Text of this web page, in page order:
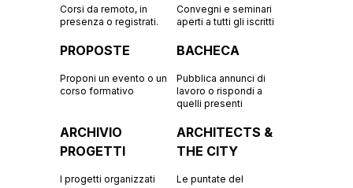
Corsi da remoto, in
presenza o registrati.
Convegni e seminari
aperti a tutti gli iscritti
PROPOSTE
Proponi un evento o un
corso formativo
BACHECA
Pubblica annunci di
lavoro o rispondi a
quelli presenti
ARCHIVIO
PROGETTI
I progetti organizzati
ARCHITECTS &
THE CITY
Le puntate del